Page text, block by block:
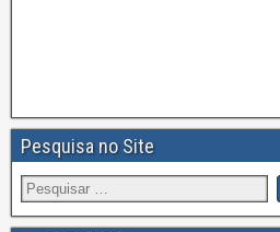
Pesquisa no Site